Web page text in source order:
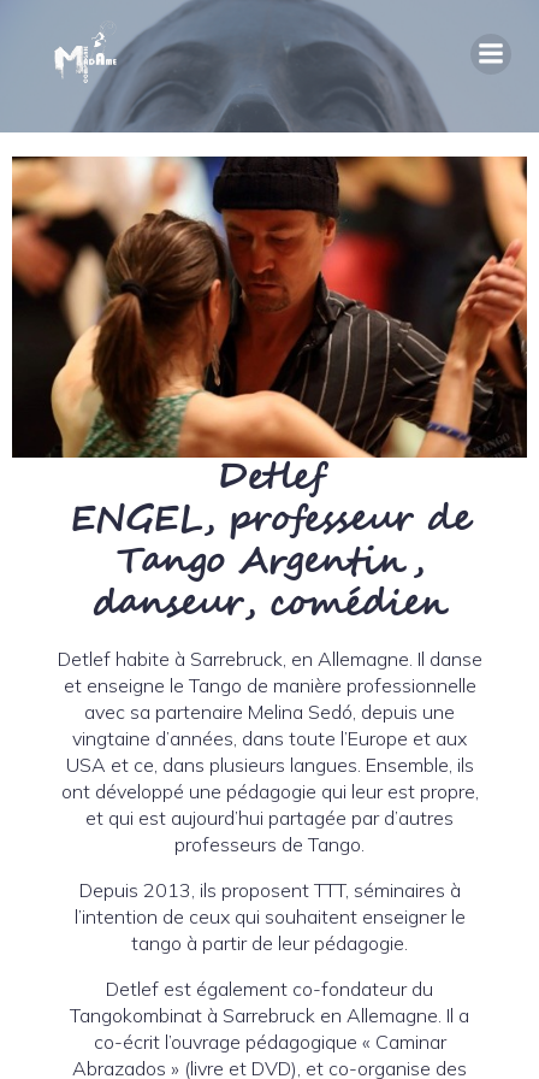
Detlef
ENGEL, professeur de
Tango Argentin,
danseur, comédien
Detlef habite à Sarrebruck, en Allemagne. Il danse
et enseigne le Tango de manière professionnelle
avec sa partenaire Melina Sedó, depuis une
vingtaine d’années, dans toute l’Europe et aux
USA et ce, dans plusieurs langues. Ensemble, ils
ont développé une pédagogie qui leur est propre,
et qui est aujourd’hui partagée par d’autres
professeurs de Tango.
Depuis 2013, ils proposent TTT, séminaires à
l’intention de ceux qui souhaitent enseigner le
tango à partir de leur pédagogie.
Detlef est également co-fondateur du
Tangokombinat à Sarrebruck en Allemagne. Il a
co-écrit l’ouvrage pédagogique « Caminar
Abrazados » (livre et DVD), et co-organise des